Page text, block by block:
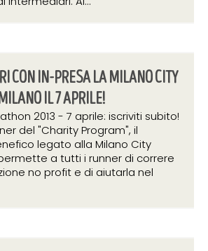
CON IN-PRESA LA MILANO CITY
IL 7 APRILE!
2013 - 7 aprile: iscriviti subito!
del "Charity Program", il
legato alla Milano City
a tutti i runner di correre
no profit e di aiutarla nel